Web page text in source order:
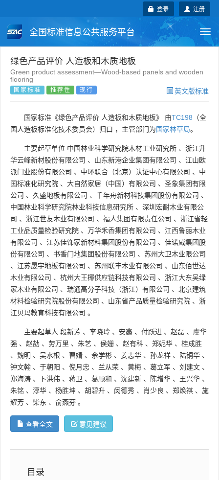
注册
登录
全国标准信息公共服务平台
国家标准 行业标准
团体标准
绿色产品评价 人造板和木质地板
Green product assessment—Wood-based panels and wooden
flooring
国家标准 推荐性 现行 英文版标准
国家标准《绿色产品评价 人造板和木质地板》 由TC198 （全
国人造板标准化技术委员会）归口 ，主管部门为国家林草局。
主要起草单位 中国林业科学研究院木材工业研究所 、 浙江升
华云峰新材股份有限公司 、 山东新港企业集团有限公司 、 江山欧
派门业股份有限公司 、 中环联合（北京）认证中心有限公司 、 中
国标准化研究院 、 大自然家居（中国）有限公司 、 圣象集团有限
公司 、 久盛地板有限公司 、 千年舟新材科技集团股份有限公司 、
中国林业科学研究院林业科技信息研究所 、 深圳宏耐木业有限公
司 、 浙江世友木业有限公司 、 福人集团有限责任公司 、 浙江省轻
工业品质量检验研究院 、 万华禾香集团有限公司 、 江西鲁丽木业
有限公司 、 江苏佳饰家新材料集团股份有限公司 、 佳诺威集团股
份有限公司 、 书香门地集团股份有限公司 、 苏州大卫木业限公司
、 江苏晟宇地板有限公司 、 苏州联丰木业有限公司 、 山东佰世达
木业有限公司 、 杭州大王椰供应链科技有限公司 、 浙江大东吴绿
家木业有限公司 、 瑞通高分子科技（浙江）有限公司 、 北京建筑
材料检验研究院股份有限公司 、 山东省产品质量检验研究院 、 浙
江贝玛教育科技有限公司 。
主要起草人 段新芳 、 李晓玲 、 安鑫 、 付跃进 、 赵磊 、 虞华
强 、 赵劼 、 劳万里 、 朱艺 、 侯姗 、 赵有科 、 郑妮华 、 桂成胜
、 魏明 、 吴水根 、 曹婧 、 佘学彬 、 姜志华 、 孙龙祥 、 陆铜华 、
钟文翰 、 于朝阳 、 倪月忠 、 兰从荣 、 黄梅 、 葛立军 、 刘建文 、
郑海涛 、 卜洪伟 、 蒋卫 、 葛顺和 、 沈建新 、 陈增华 、 王兴华 、
朱铭 、 淳华 、 杨胜坤 、 胡碧升 、 闵德秀 、 肖少良 、 郑焕祺 、 施
耀芳 、 柴东 、 俞燕芬 。
查看全文 意见建议
目录